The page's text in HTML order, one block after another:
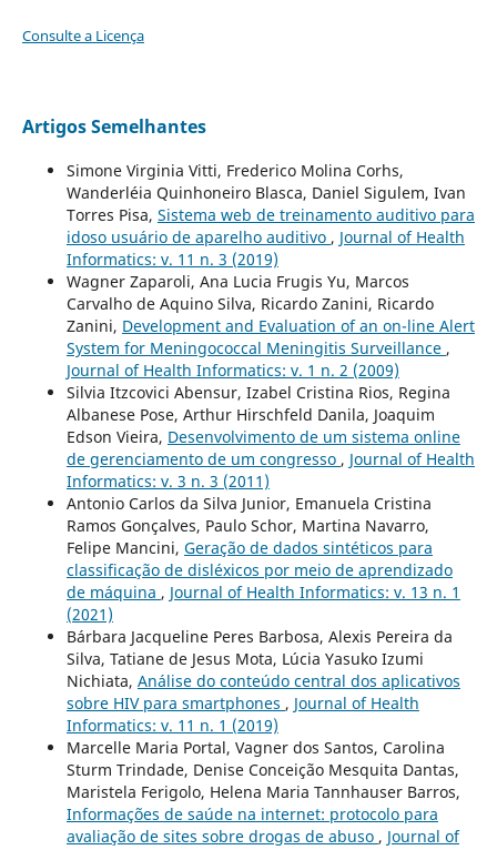
Consulte a Licença
Artigos Semelhantes
Simone Virginia Vitti, Frederico Molina Corhs,
Wanderléia Quinhoneiro Blasca, Daniel Sigulem, Ivan
Torres Pisa, Sistema web de treinamento auditivo para
idoso usuário de aparelho auditivo , Journal of Health
Informatics: v. 11 n. 3 (2019)
Wagner Zaparoli, Ana Lucia Frugis Yu, Marcos
Carvalho de Aquino Silva, Ricardo Zanini, Ricardo
Zanini, Development and Evaluation of an on-line Alert
System for Meningococcal Meningitis Surveillance ,
Journal of Health Informatics: v. 1 n. 2 (2009)
Silvia Itzcovici Abensur, Izabel Cristina Rios, Regina
Albanese Pose, Arthur Hirschfeld Danila, Joaquim
Edson Vieira, Desenvolvimento de um sistema online
de gerenciamento de um congresso , Journal of Health
Informatics: v. 3 n. 3 (2011)
Antonio Carlos da Silva Junior, Emanuela Cristina
Ramos Gonçalves, Paulo Schor, Martina Navarro,
Felipe Mancini, Geração de dados sintéticos para
classificação de disléxicos por meio de aprendizado
de máquina , Journal of Health Informatics: v. 13 n. 1
(2021)
Bárbara Jacqueline Peres Barbosa, Alexis Pereira da
Silva, Tatiane de Jesus Mota, Lúcia Yasuko Izumi
Nichiata, Análise do conteúdo central dos aplicativos
sobre HIV para smartphones , Journal of Health
Informatics: v. 11 n. 1 (2019)
Marcelle Maria Portal, Vagner dos Santos, Carolina
Sturm Trindade, Denise Conceição Mesquita Dantas,
Maristela Ferigolo, Helena Maria Tannhauser Barros,
Informações de saúde na internet: protocolo para
avaliação de sites sobre drogas de abuso , Journal of